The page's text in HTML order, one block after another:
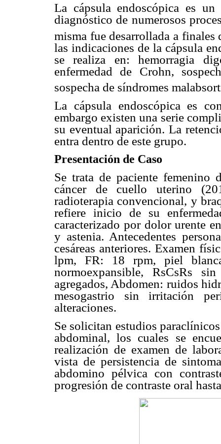
La cápsula endoscópica es
diagnóstico de numerosos
misma fue desarrollada a finales
las indicaciones de la cápsula
se realiza en: hemorragia
enfermedad de Crohn,
sospecha de síndromes
La cápsula endoscópica es
embargo existen una serie
su eventual aparición. La
entra dentro de este grupo.
Presentación de Caso
Se trata de paciente femenino
cáncer de cuello uterino
radioterapia convencional, y
refiere inicio de su
caracterizado por dolor urente
y astenia. Antecedentes
cesáreas anteriores. Examen
lpm, FR: 18 rpm, piel
normoexpansible, RsCsRs
agregados, Abdomen: ruidos
mesogastrio sin irritación
alteraciones.
Se solicitan estudios
abdominal, los cuales se
realización de examen de
vista de persistencia de
abdomino pélvica con
progresión de contraste oral